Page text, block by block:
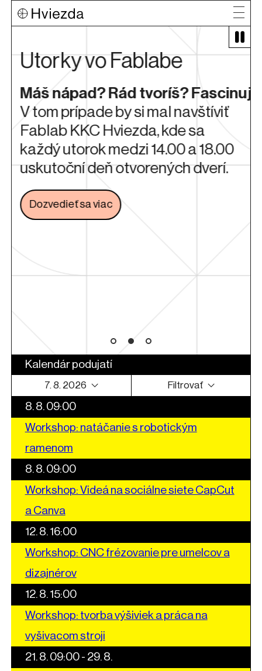
Utorky vo Fablabe
Máš nápad? Rád tvoríš?
V tom prípade by si mal navštíviť
Fablab KKC Hviezda, kde sa
každý utorok medzi 14.00 a 18.00
uskutoční deň otvorených dverí.
Dozvedieť sa viacOdkaz sa otvorí na novej karte
Kalendár podujatí
7. 8. 2026 Filtrovať
8. 8. 09:00
Workshop: natáčanie s robotickým
ramenom
8. 8. 09:00
Workshop: Videá na sociálne siete CapCut
a Canva
12. 8. 16:00
Workshop: CNC frézovanie pre umelcov a
dizajnérov
12. 8. 15:00
Workshop: tvorba výšiviek a práca na
vyšivacom stroji
21. 8. 09:00 - 29. 8.